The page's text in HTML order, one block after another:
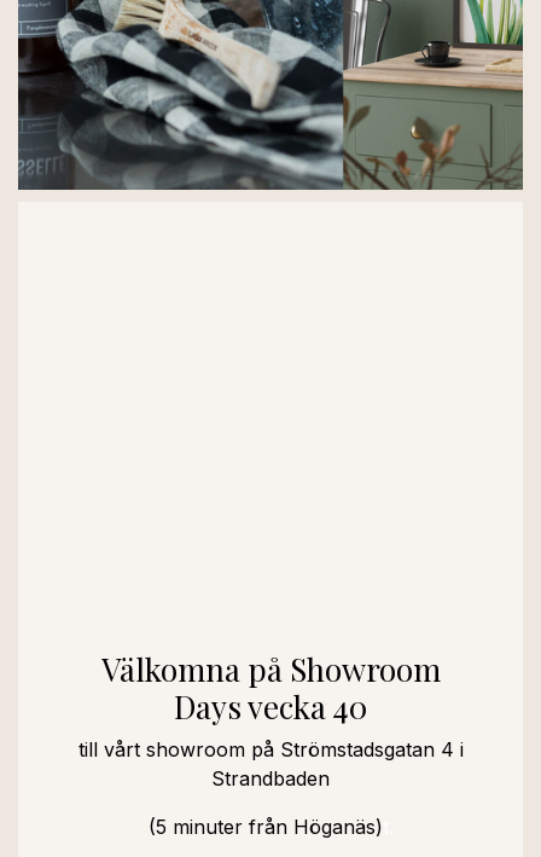
Välkomna på Showroom
Days vecka 40
till vårt showroom på Strömstadsgatan 4 i
Strandbaden
(5 minuter från Höganäs)